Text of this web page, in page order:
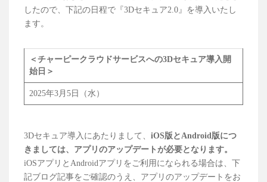
したので、下記の日程で『3Dセキュア2.0』を導入いたし
ます。
＜チャーピークラウドサービスへの3Dセキュア導入開
始日＞
2025年3月5日（水）
3Dセキュア導入にあたりまして、 iOS版とAndroid版につ
きましては、アプリのアップデートが必要となります。
iOSアプリとAndroidアプリをご利用になられる場合は、下
記ブログ記事をご確認のうえ、アプリのアップデートをお